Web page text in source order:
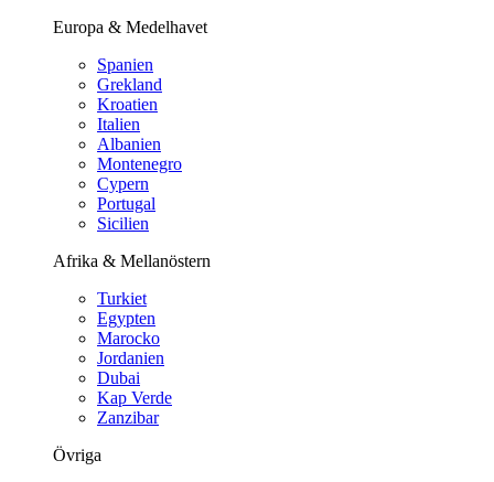
Europa & Medelhavet
Spanien
Grekland
Kroatien
Italien
Albanien
Montenegro
Cypern
Portugal
Sicilien
Afrika & Mellanöstern
Turkiet
Egypten
Marocko
Jordanien
Dubai
Kap Verde
Zanzibar
Övriga